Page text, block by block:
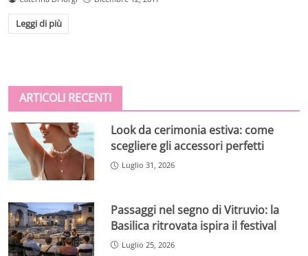
Leggi di più
ARTICOLI RECENTI
Look da cerimonia estiva: come
scegliere gli accessori perfetti
Luglio 31, 2026
Passaggi nel segno di Vitruvio: la
Basilica ritrovata ispira il festival
Luglio 25, 2026